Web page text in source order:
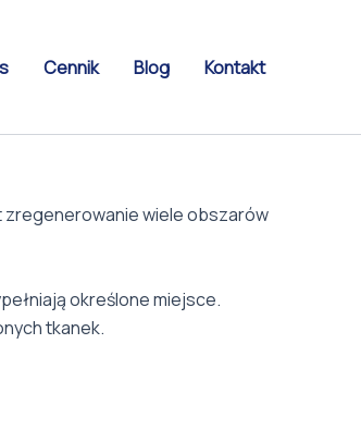
Cennik Blog Kontakt
zregenerowanie wiele obszarów
określone miejsce.
tkanek.